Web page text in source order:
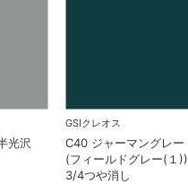
光沢
GSIクレオス
C40 ジャーマングレー
(フィールドグレー(１))
3/4つや消し